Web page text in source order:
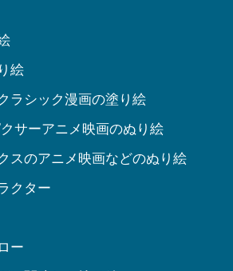
絵
ラシック漫画の塗り絵
サーアニメ映画のぬり絵
スのアニメ映画などのぬり絵
クター
ー